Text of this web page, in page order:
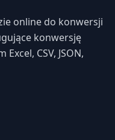
online do konwersji
konwersję
CSV, JSON,